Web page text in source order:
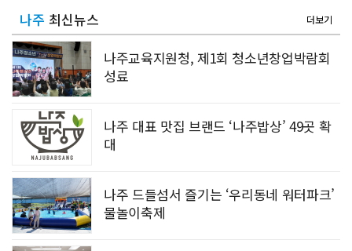
나주 최신뉴스 더보기
나주교육지원청, 제1회 청소년창업박람회
성료
나주 대표 맛집 브랜드 ‘나주밥상’ 49곳 확
대
나주 드들섬서 즐기는 ‘우리동네 워터파크’
물놀이축제